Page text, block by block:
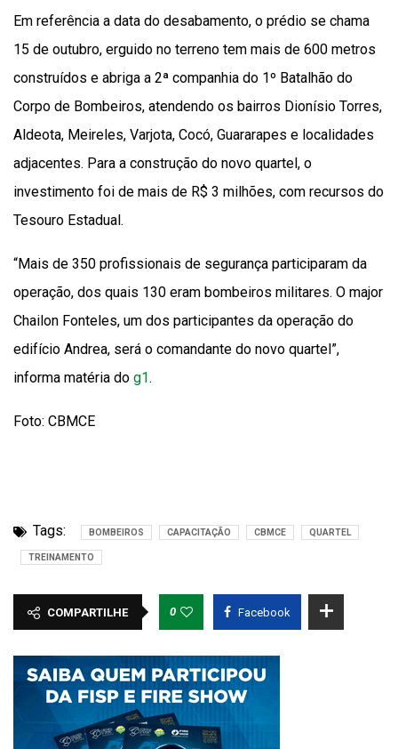
Em referência a data do desabamento, o prédio se chama
15 de outubro, erguido no terreno tem mais de 600 metros
construídos e abriga a 2ª companhia do 1º Batalhão do
Corpo de Bombeiros, atendendo os bairros Dionísio Torres,
Aldeota, Meireles, Varjota, Cocó, Guararapes e localidades
adjacentes. Para a construção do novo quartel, o
investimento foi de mais de R$ 3 milhões, com recursos do
Tesouro Estadual.
“Mais de 350 profissionais de segurança participaram da
operação, dos quais 130 eram bombeiros militares. O major
Chailon Fonteles, um dos participantes da operação do
edifício Andrea, será o comandante do novo quartel”,
informa matéria do g1.
Foto: CBMCE
Tags: BOMBEIROS CAPACITAÇÃO CBMCE QUARTEL
TREINAMENTO
COMPARTILHE 0 Facebook